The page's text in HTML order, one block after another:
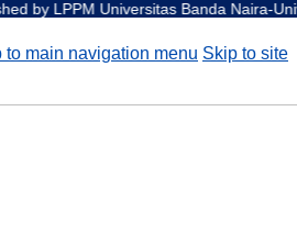
Universitas Banda Naira-Universitas
to main navigation menu Skip to site